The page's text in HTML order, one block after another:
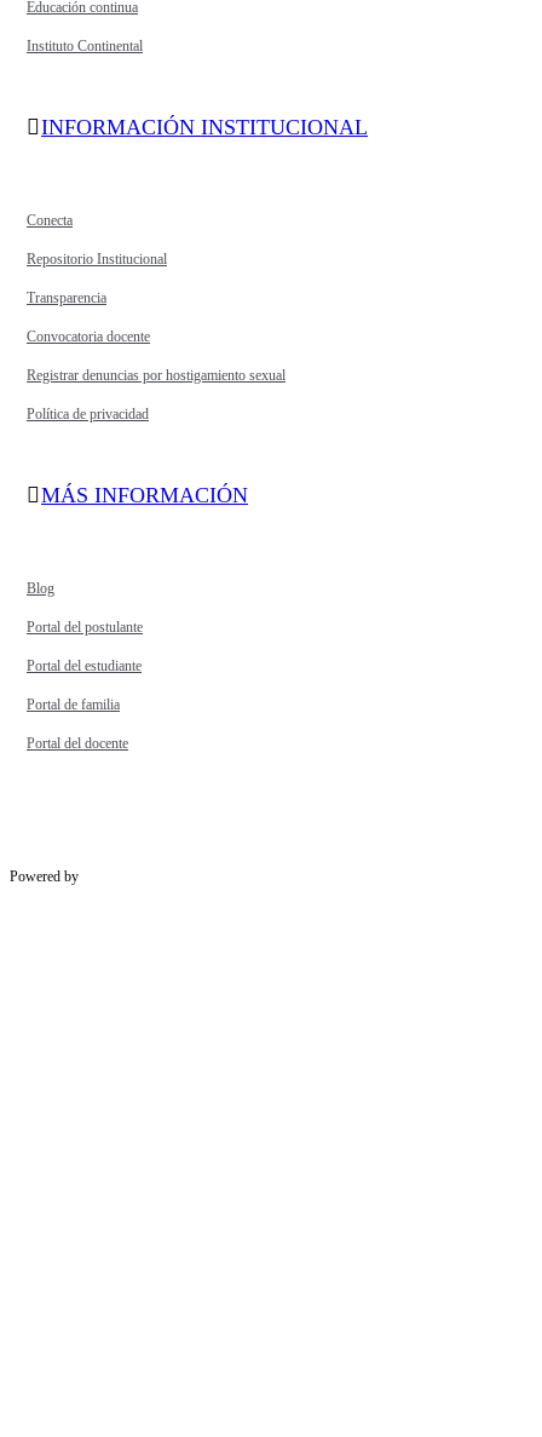
Educación continua
Instituto Continental
INFORMACIÓN INSTITUCIONAL
Conecta
Repositorio Institucional
Transparencia
Convocatoria docente
Registrar denuncias por hostigamiento sexual
Política de privacidad
MÁS INFORMACIÓN
Blog
Portal del postulante
Portal del estudiante
Portal de familia
Portal del docente
Powered by